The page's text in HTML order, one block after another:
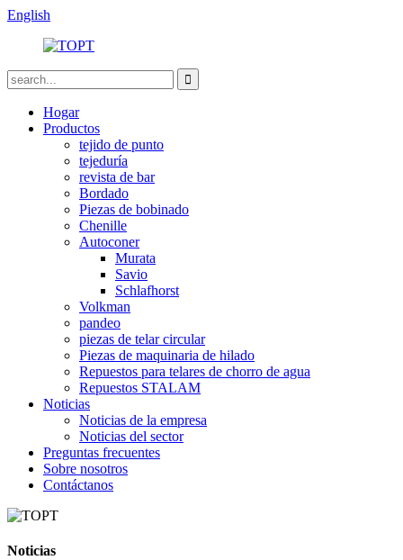
English
Hogar
Productos
tejido de punto
tejeduría
revista de bar
Bordado
Piezas de bobinado
Chenille
Autoconer
Murata
Savio
Schlafhorst
Volkman
pandeo
piezas de telar circular
Piezas de maquinaria de hilado
Repuestos para telares de chorro de agua
Repuestos STALAM
Noticias
Noticias de la empresa
Noticias del sector
Preguntas frecuentes
Sobre nosotros
Contáctanos
Noticias